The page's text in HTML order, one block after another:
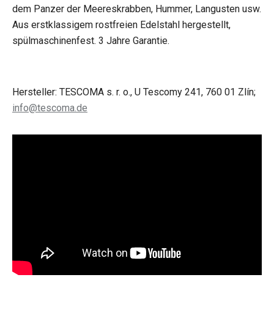
dem Panzer der Meereskrabben, Hummer, Langusten usw.
Aus erstklassigem rostfreien Edelstahl hergestellt,
spülmaschinenfest. 3 Jahre Garantie.
Hersteller: TESCOMA s. r. o., U Tescomy 241, 760 01 Zlín;
info@tescoma.de